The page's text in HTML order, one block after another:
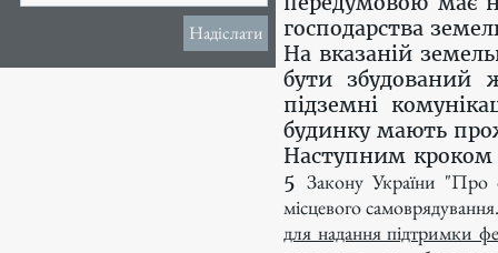
Надіслати
господарства
На вказаній
бути збудований
підземні
будинку мають
Наступним кроком
5 Закону України "Про
місцевого
для надання підтримки